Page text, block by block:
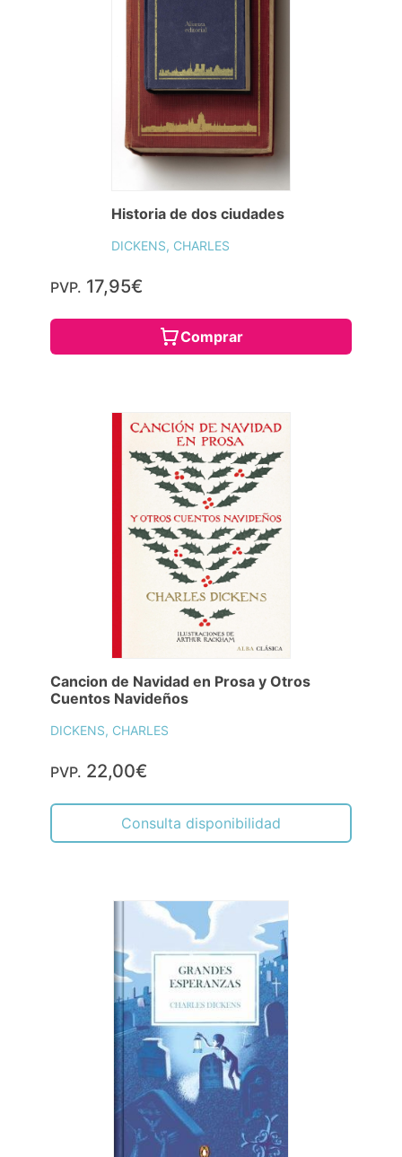
Historia de dos ciudades
DICKENS, CHARLES
PVP. 17,95€
Comprar
Cancion de Navidad en Prosa y Otros
Cuentos Navideños
DICKENS, CHARLES
PVP. 22,00€
Consulta disponibilidad